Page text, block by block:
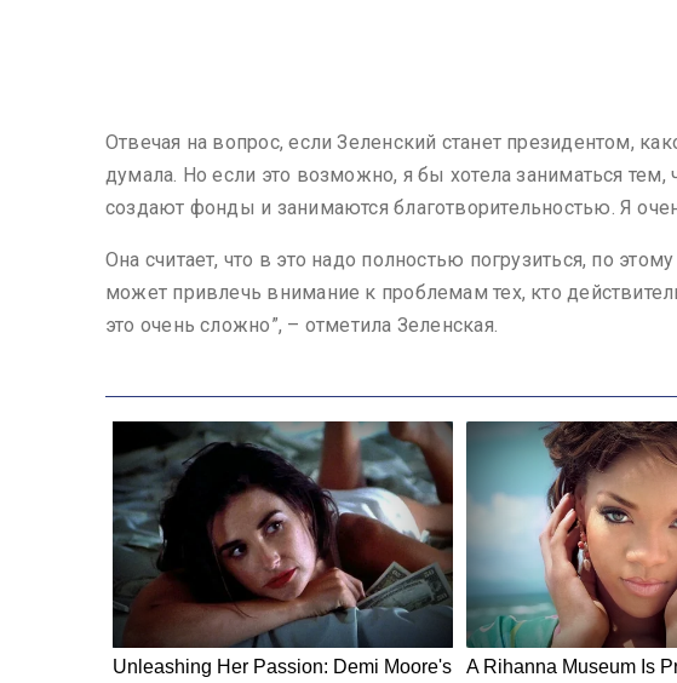
Отвечая на вопрос, если Зеленский станет президентом,
думала. Но если это возможно, я бы хотела заниматься
создают фонды и занимаются благотворительностью. Я
Она считает, что в это надо полностью погрузиться, по
может привлечь внимание к проблемам тех, кто
это очень сложно”, – отметила Зеленская.